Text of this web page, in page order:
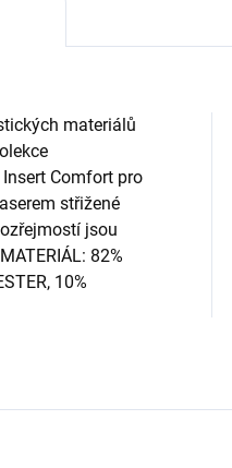
materiálů
Comfort pro
střižené
jsou
82%
10%